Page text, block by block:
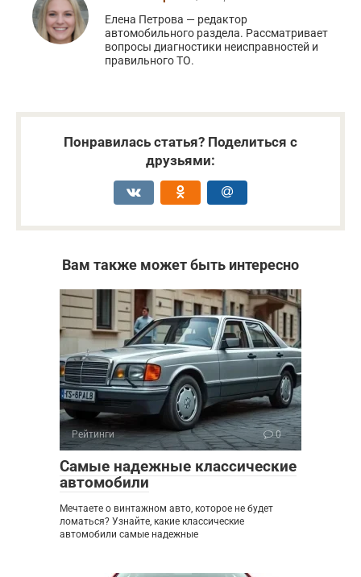
Елена Петрова — редактор
автомобильного раздела. Рассматривает
вопросы диагностики неисправностей и
правильного ТО.
Понравилась статья? Поделиться с
друзьями:
Вам также может быть интересно
Рейтинги 0
Самые надежные классические
автомобили
Мечтаете о винтажном авто, которое не будет
ломаться? Узнайте, какие классические
автомобили самые надежные